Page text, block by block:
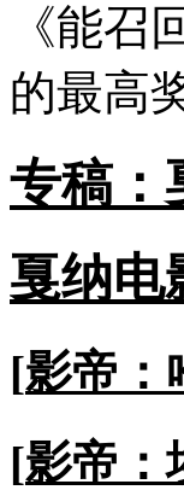
《能
的最高
专稿：
戛纳电
[影帝：
[影帝：